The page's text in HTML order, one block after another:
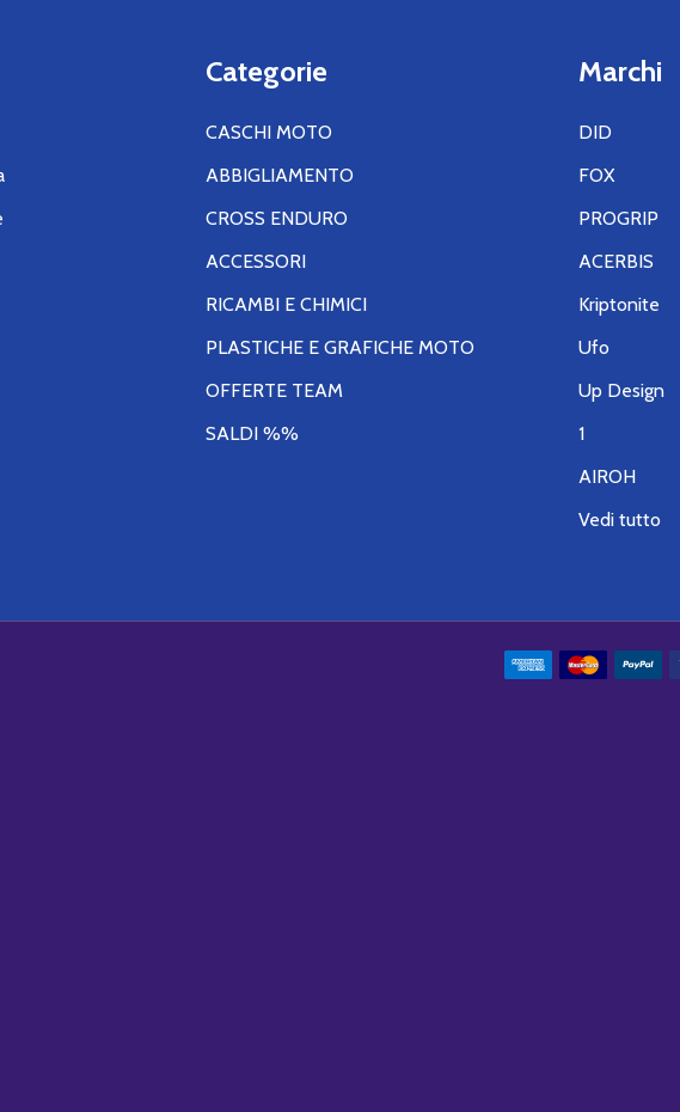
Categorie
CASCHI MOTO
ABBIGLIAMENTO
CROSS ENDURO
ACCESSORI
RICAMBI E CHIMICI
PLASTICHE E GRAFICHE MOTO
OFFERTE TEAM
SALDI %%
Marchi
DID
FOX
PROGRIP
ACERBIS
Kriptonite
Ufo
Up Design
1
AIROH
Vedi tutto